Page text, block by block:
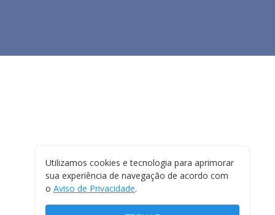
Utilizamos cookies e tecnologia para aprimorar
sua experiência de navegação de acordo com
o Aviso de Privacidade.